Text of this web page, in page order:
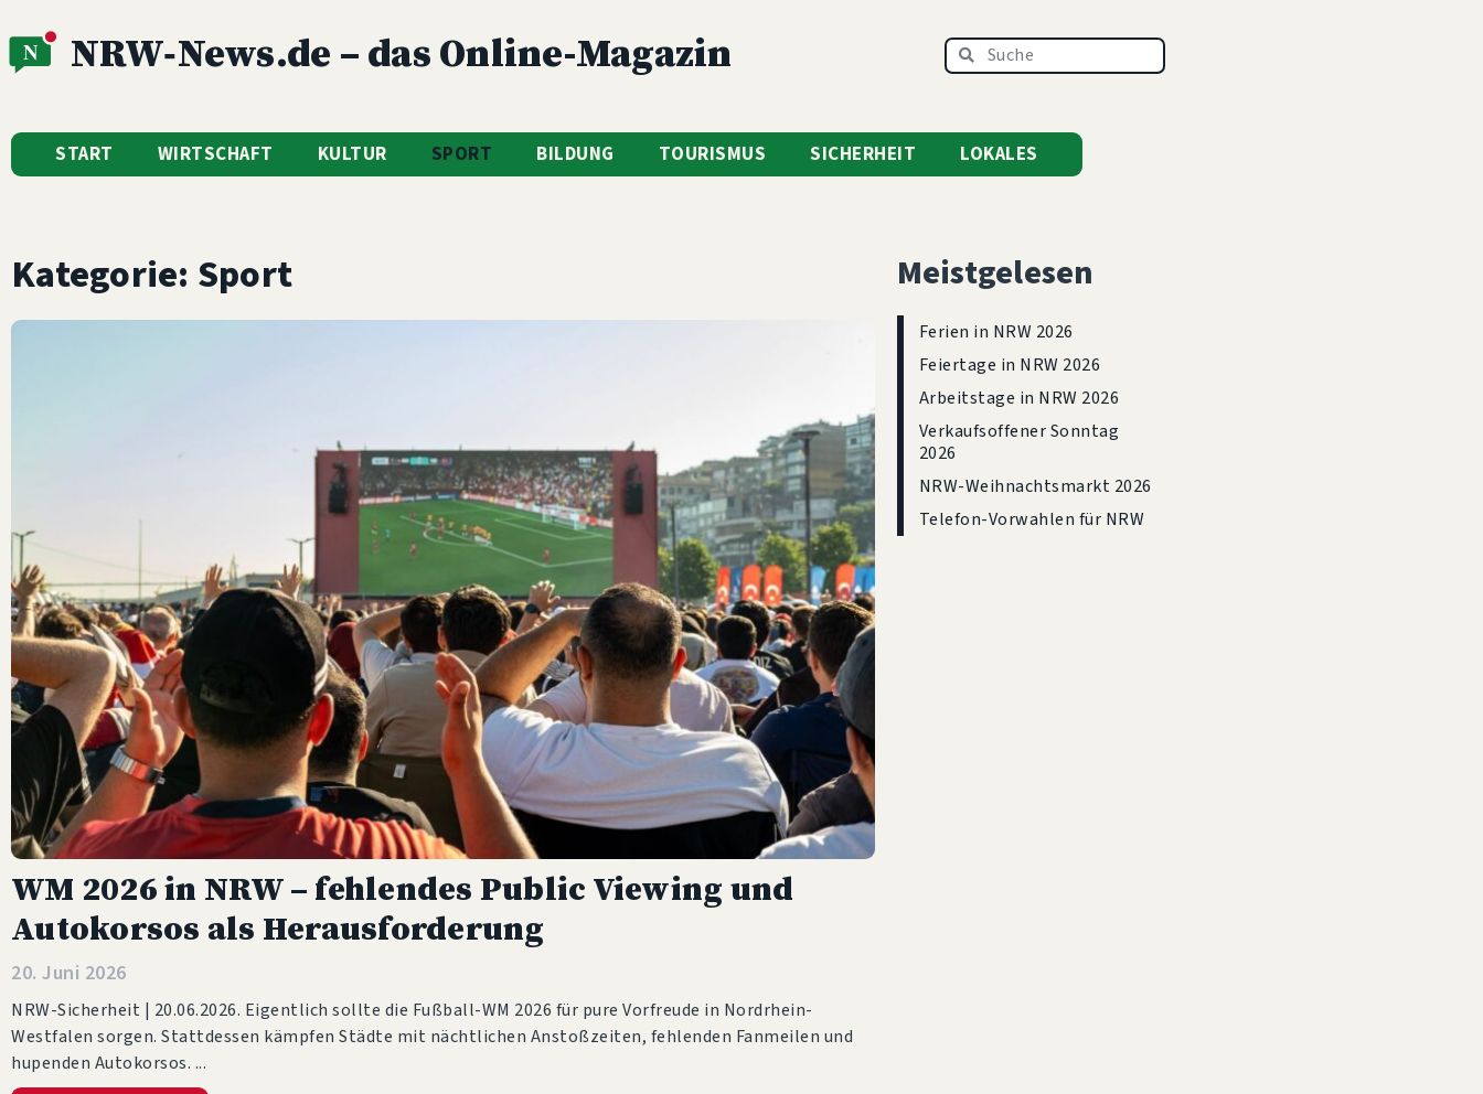
NRW‑News.de – das Online-Magazin
START WIRTSCHAFT KULTUR SPORT BILDUNG TOURISMUS SICHERHEIT LOKALES
Kategorie: Sport
WM 2026 in NRW – fehlendes Public Viewing und
Autokorsos als Herausforderung
20. Juni 2026
NRW-Sicherheit | 20.06.2026. Eigentlich sollte die Fußball-WM 2026 für pure Vorfreude in Nordrhein-
Westfalen sorgen. Stattdessen kämpfen Städte mit nächtlichen Anstoßzeiten, fehlenden Fanmeilen und
hupenden Autokorsos.
Meistgelesen
Ferien in NRW 2026
Feiertage in NRW 2026
Arbeitstage in NRW 2026
Verkaufsoffener Sonntag
2026
NRW-Weihnachtsmarkt 2026
Telefon-Vorwahlen für NRW